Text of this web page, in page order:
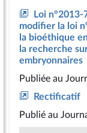
Loi
modifier la loi
la bioéthique
la recherche
embryonnaires
Publiée au
Rectificatif
Publié au